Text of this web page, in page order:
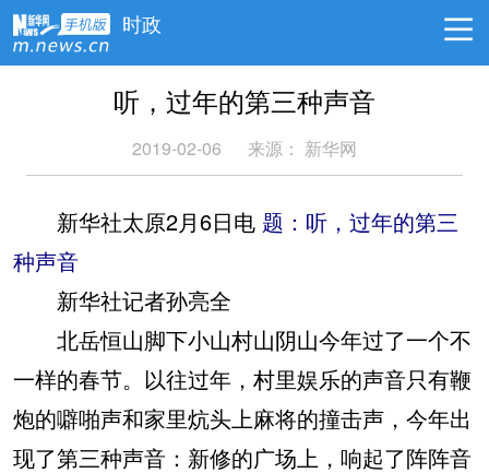
时政
听，过年的第三种声音
2019-02-06 来源： 新华网
新华社太原2月6日电 题：听，过年的第三
种声音
新华社记者孙亮全
北岳恒山脚下小山村山阴山今年过了一个不
一样的春节。以往过年，村里娱乐的声音只有鞭
炮的噼啪声和家里炕头上麻将的撞击声，今年出
现了第三种声音：新修的广场上，响起了阵阵音